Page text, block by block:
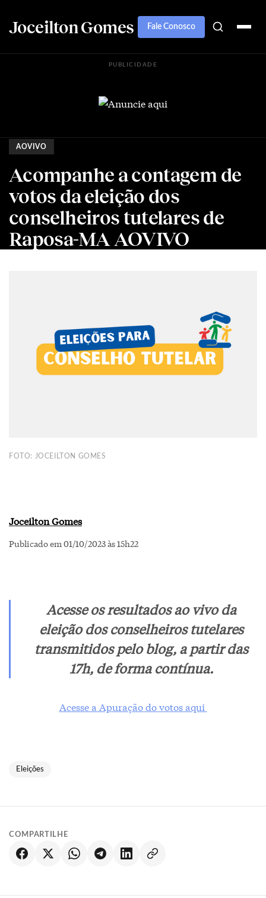
Joceilton Gomes Fale Conosco
PUBLICIDADE
AOVIVO
Acompanhe a contagem de
votos da eleição dos
conselheiros tutelares de
Raposa-MA AOVIVO
FOTO: JOCEILTON GOMES
Joceilton Gomes
Publicado em 01/10/2023 às 15h22
Acesse os resultados ao vivo da
eleição dos conselheiros tutelares
transmitidos pelo blog, a partir das
17h, de forma contínua.
Acesse a Apuração do votos aqui
Eleições
COMPARTILHE